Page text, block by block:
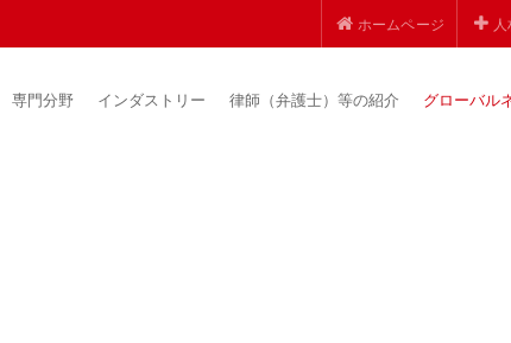
ホームページ
専門分野 インダストリー 律師（弁護士）等の紹介 グローバル